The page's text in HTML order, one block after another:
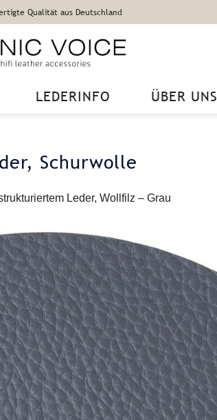
Qualität aus Deutschland
LEDERINFO ÜBER UNS
Schurwolle
Leder, Wollfilz – Grau